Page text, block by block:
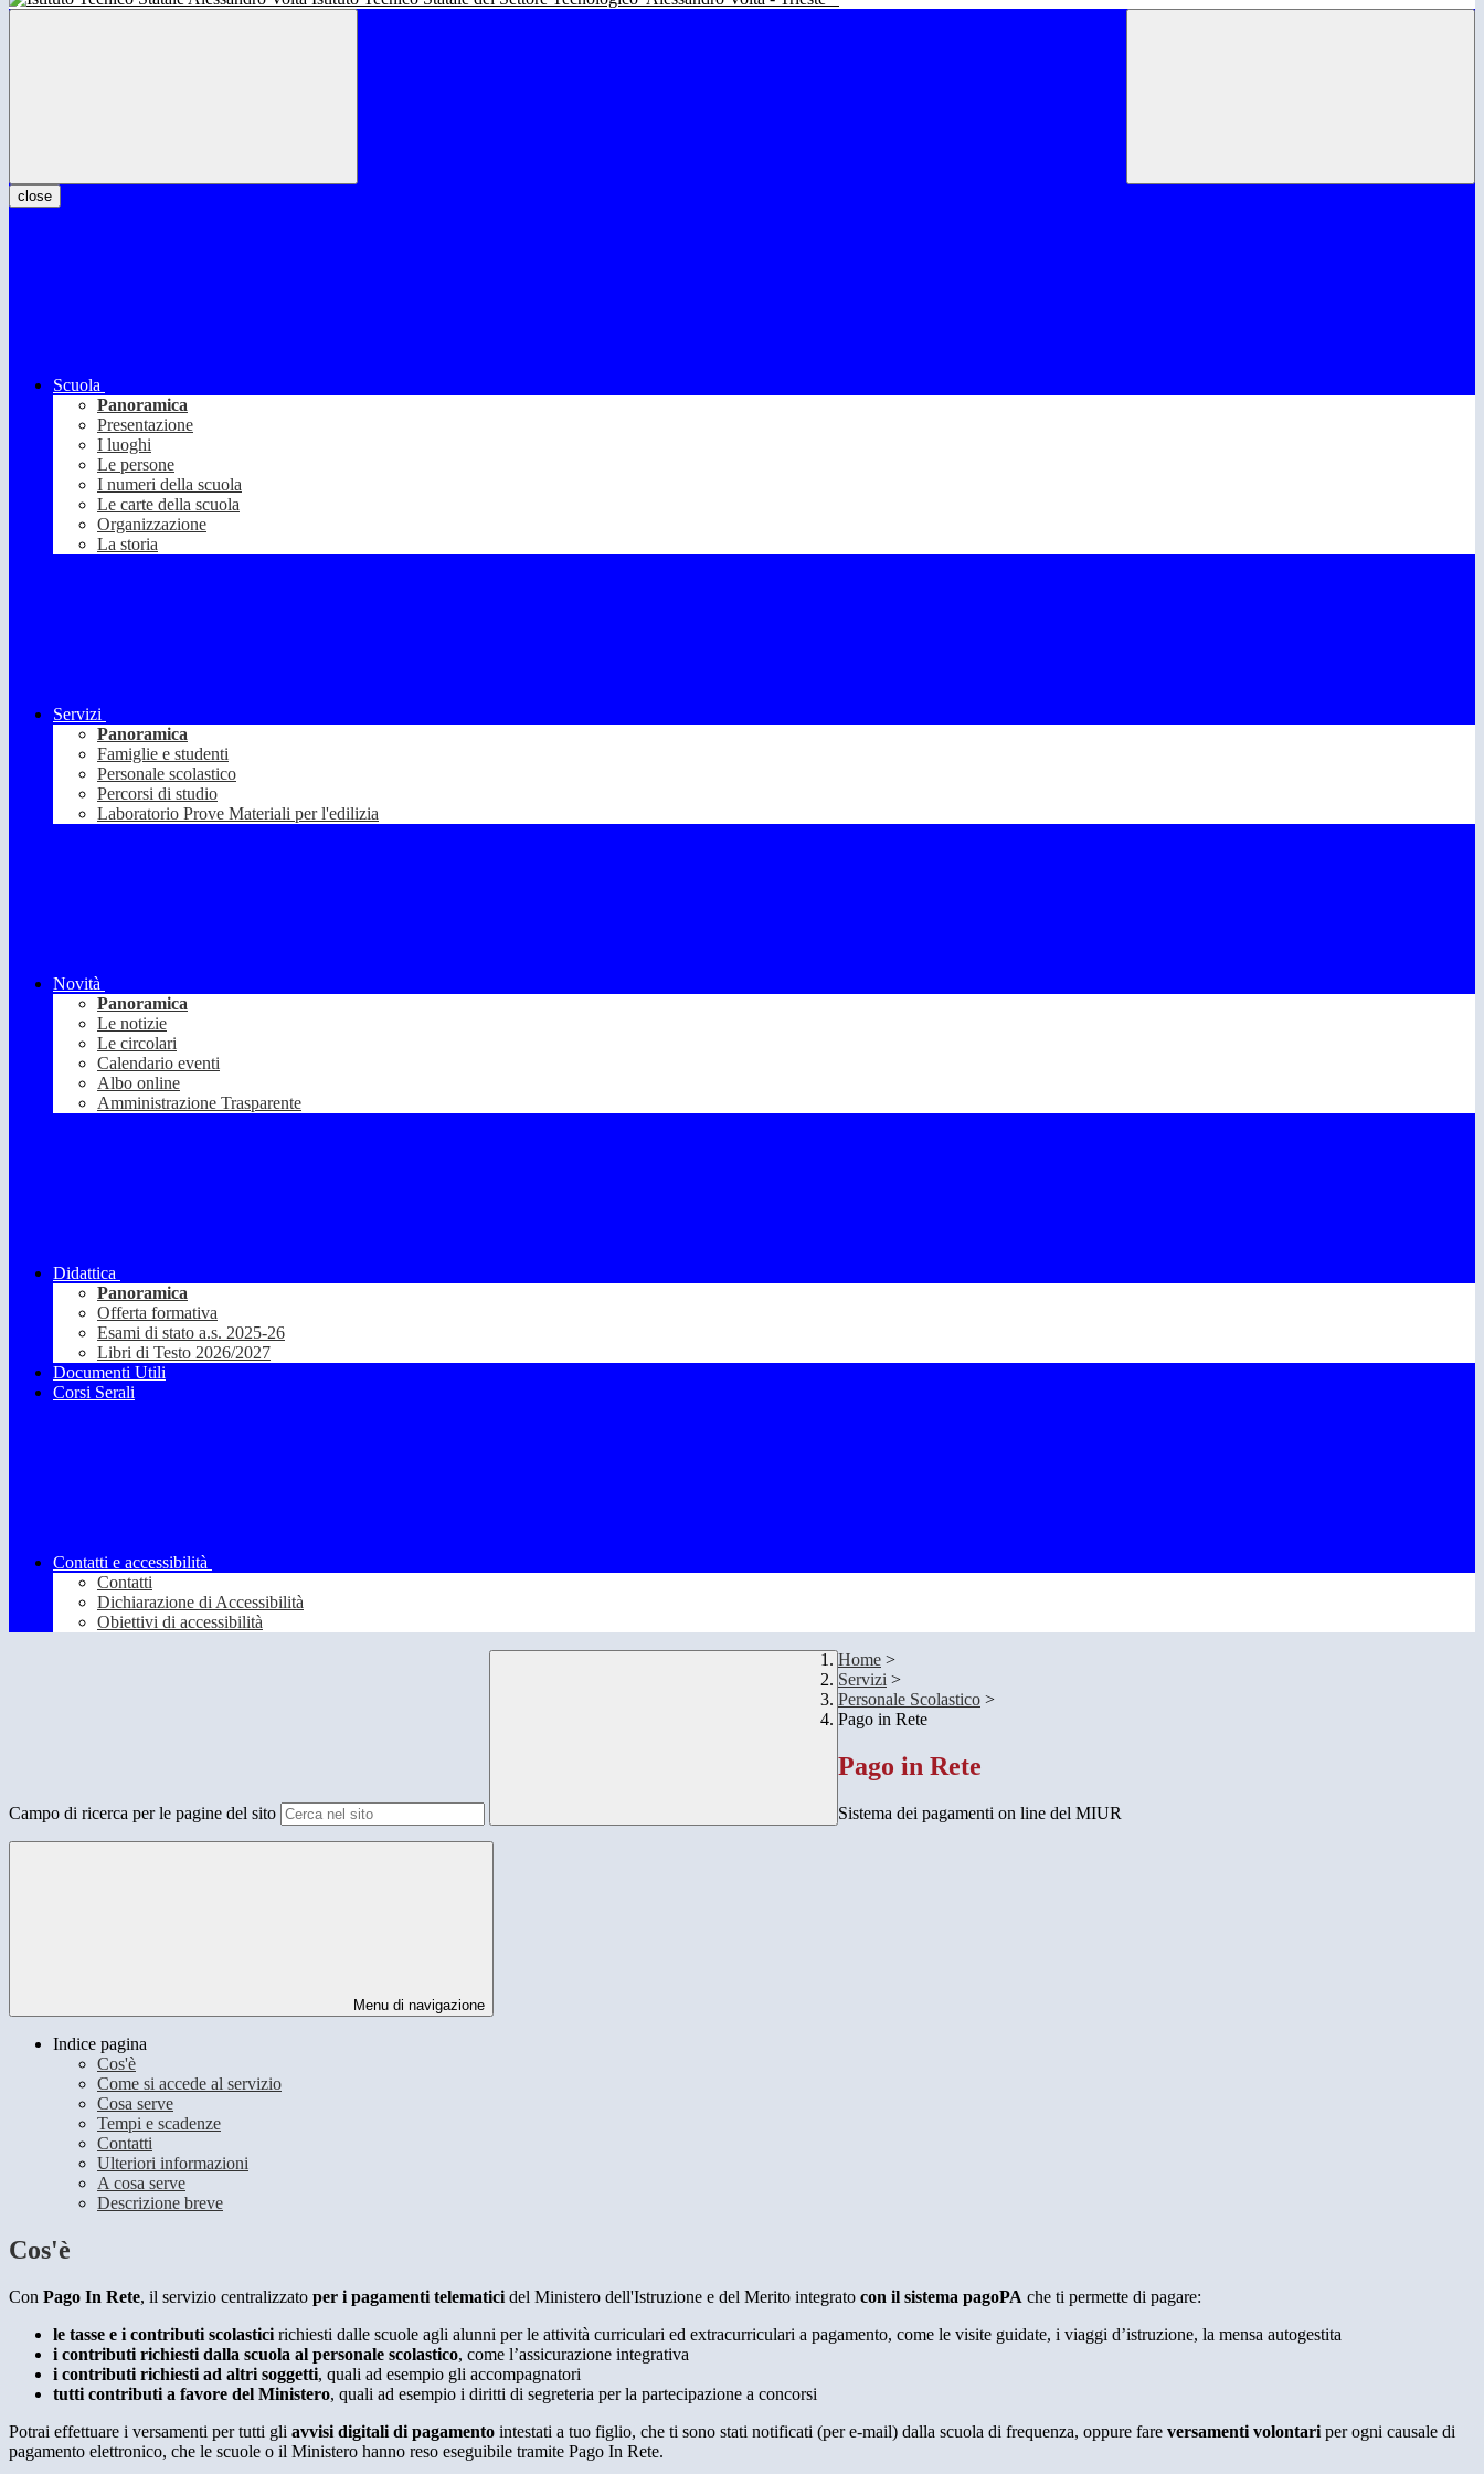
close
Scuola
Panoramica
Presentazione
I luoghi
Le persone
I numeri della scuola
Le carte della scuola
Organizzazione
La storia
Servizi
Panoramica
Famiglie e studenti
Personale scolastico
Percorsi di studio
Laboratorio Prove Materiali per l'edilizia
Novità
Panoramica
Le notizie
Le circolari
Calendario eventi
Albo online
Amministrazione Trasparente
Didattica
Panoramica
Offerta formativa
Esami di stato a.s. 2025-26
Libri di Testo 2026/2027
Documenti Utili
Corsi Serali
Contatti e accessibilità
Contatti
Dichiarazione di Accessibilità
Obiettivi di accessibilità
Campo di ricerca per le pagine del sito
Home >
Servizi >
Personale Scolastico >
Pago in Rete
Pago in Rete
Sistema dei pagamenti on line del MIUR
Menu di navigazione
Indice pagina
Cos'è
Come si accede al servizio
Cosa serve
Tempi e scadenze
Contatti
Ulteriori informazioni
A cosa serve
Descrizione breve
Cos'è
Con Pago In Rete, il servizio centralizzato per i pagamenti telematici del Ministero dell'Istruzione e del Merito integrato con il sistema pagoPA che ti permette di pagare:
le tasse e i contributi scolastici richiesti dalle scuole agli alunni per le attività curriculari ed extracurriculari a pagamento, come le visite guidate, i viaggi d’istruzione, la mensa autogestita
i contributi richiesti dalla scuola al personale scolastico, come l’assicurazione integrativa
i contributi richiesti ad altri soggetti, quali ad esempio gli accompagnatori
tutti contributi a favore del Ministero, quali ad esempio i diritti di segreteria per la partecipazione a concorsi
Potrai effettuare i versamenti per tutti gli avvisi digitali di pagamento intestati a tuo figlio, che ti sono stati notificati (per e-mail) dalla scuola di frequenza, oppure fare versamenti volontari per ogni causale di
pagamento elettronico, che le scuole o il Ministero hanno reso eseguibile tramite Pago In Rete.